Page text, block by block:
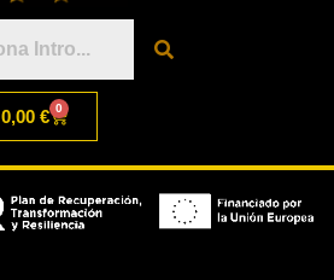
0,00 € 0